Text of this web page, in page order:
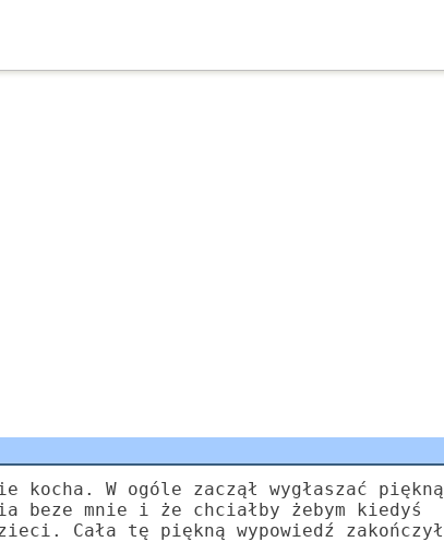
kocha. W ogóle zaczął wygłaszać piękną
beze mnie i że chciałby żebym kiedyś
Cała tę piękną wypowiedź zakończył